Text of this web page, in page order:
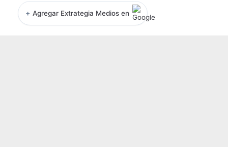
+ Agregar Extrategia Medios en